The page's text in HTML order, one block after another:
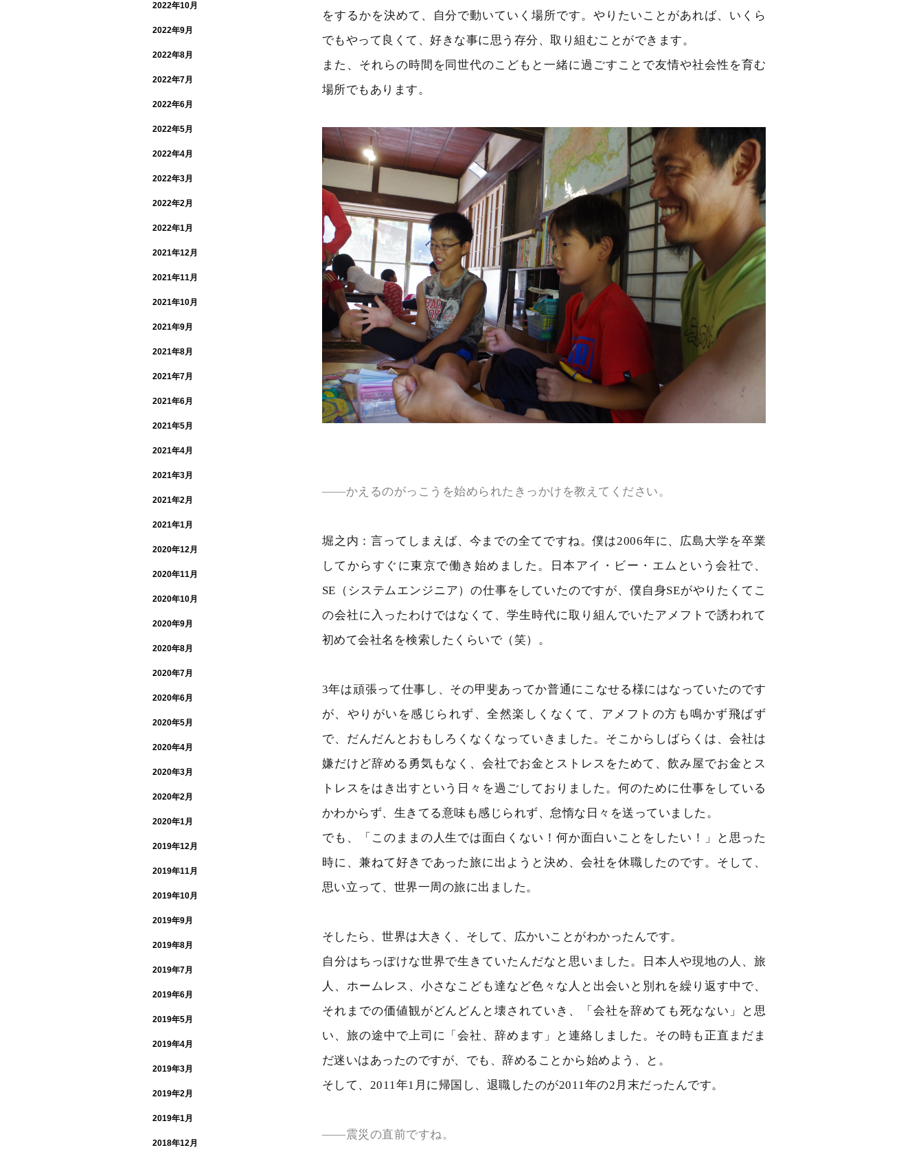
をするかを決めて、自分で動いていく場所です。やりたいことがあれば、いくら
でもやって良くて、好きな事に思う存分、取り組むことができます。
また、それらの時間を同世代のこどもと一緒に過ごすことで友情や社会性を育む
場所でもあります。
――かえるのがっこうを始められたきっかけを教えてください。
堀之内：言ってしまえば、今までの全てですね。僕は2006年に、広島大学を卒業
してからすぐに東京で働き始めました。日本アイ・ビー・エムという会社で、
SE（システムエンジニア）の仕事をしていたのですが、僕自身SEがやりたくてこ
の会社に入ったわけではなくて、学生時代に取り組んでいたアメフトで誘われて
初めて会社名を検索したくらいで（笑）。
3年は頑張って仕事し、その甲斐あってか普通にこなせる様にはなっていたのです
が、やりがいを感じられず、全然楽しくなくて、アメフトの方も鳴かず飛ばず
で、だんだんとおもしろくなくなっていきました。そこからしばらくは、会社は
嫌だけど辞める勇気もなく、会社でお金とストレスをためて、飲み屋でお金とス
トレスをはき出すという日々を過ごしておりました。何のために仕事をしている
かわからず、生きてる意味も感じられず、怠惰な日々を送っていました。
でも、「このままの人生では面白くない！何か面白いことをしたい！」と思った
時に、兼ねて好きであった旅に出ようと決め、会社を休職したのです。そして、
思い立って、世界一周の旅に出ました。
そしたら、世界は大きく、そして、広かいことがわかったんです。
自分はちっぽけな世界で生きていたんだなと思いました。日本人や現地の人、旅
人、ホームレス、小さなこども達など色々な人と出会いと別れを繰り返す中で、
それまでの価値観がどんどんと壊されていき、「会社を辞めても死なない」と思
い、旅の途中で上司に「会社、辞めます」と連絡しました。その時も正直まだま
だ迷いはあったのですが、でも、辞めることから始めよう、と。
そして、2011年1月に帰国し、退職したのが2011年の2月末だったんです。
――震災の直前ですね。
2022年10月
2022年9月
2022年8月
2022年7月
2022年6月
2022年5月
2022年4月
2022年3月
2022年2月
2022年1月
2021年12月
2021年11月
2021年10月
2021年9月
2021年8月
2021年7月
2021年6月
2021年5月
2021年4月
2021年3月
2021年2月
2021年1月
2020年12月
2020年11月
2020年10月
2020年9月
2020年8月
2020年7月
2020年6月
2020年5月
2020年4月
2020年3月
2020年2月
2020年1月
2019年12月
2019年11月
2019年10月
2019年9月
2019年8月
2019年7月
2019年6月
2019年5月
2019年4月
2019年3月
2019年2月
2019年1月
2018年12月